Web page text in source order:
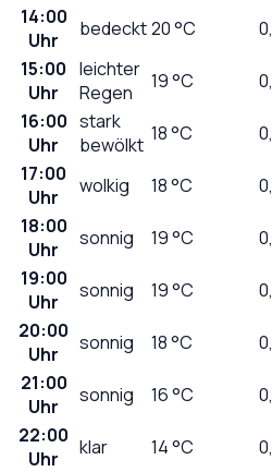
14:00
Uhr
bedeckt20°C
15:00
Uhr
leichter
Regen
19°C
16:00
Uhr
stark
bewölkt 18°C
17:00
Uhr
wolkig 18°C
18:00
Uhr
sonnig 19°C
19:00
Uhr
sonnig 19°C
20:00
Uhr
sonnig 18°C
21:00
Uhr
sonnig 16°C
22:00
Uhr
klar 14°C